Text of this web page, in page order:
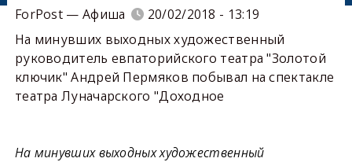
ForPost — Афиша
20/02/2018 - 13:19
На минувших выходных художественный
руководитель евпаторийского театра "Золотой
ключик" Андрей Пермяков побывал на спектакле
театра Луначарского "Доходное
На минувших выходных художественный